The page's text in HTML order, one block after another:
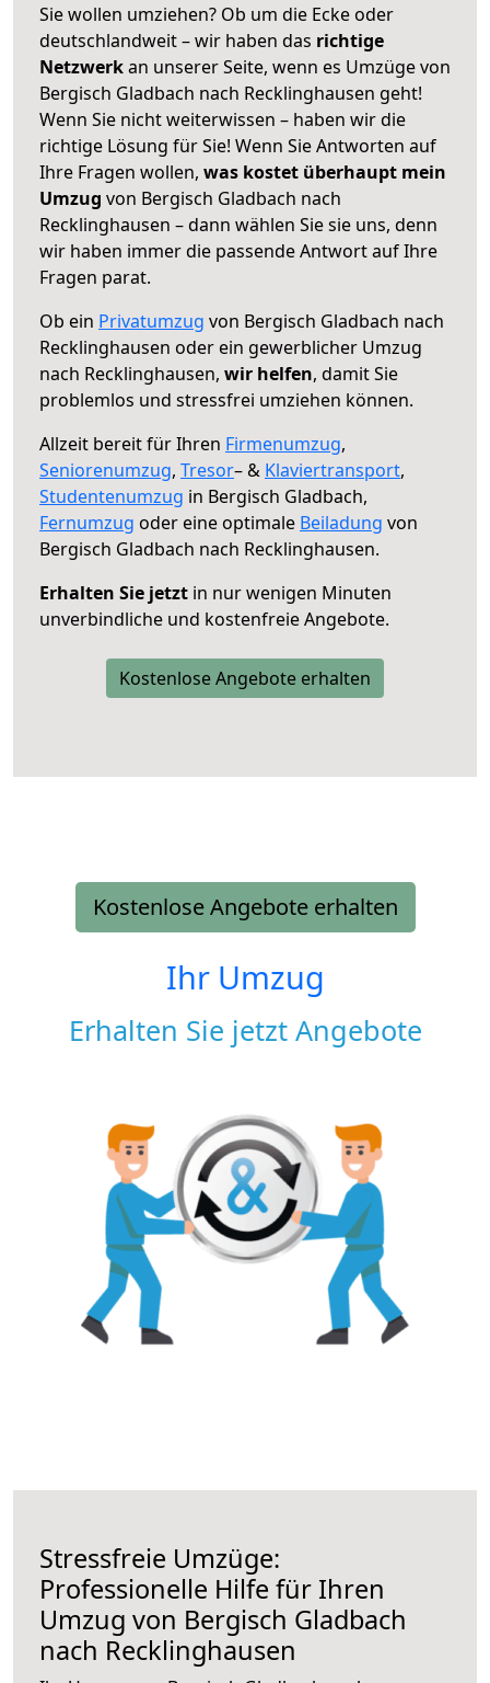
Sie wollen umziehen? Ob um die Ecke oder
deutschlandweit – wir haben das richtige
Netzwerkan unserer Seite, wenn es Umzüge von
Bergisch Gladbach nach Recklinghausen geht!
Wenn Sie nicht weiterwissen – haben wir die
richtige Lösung für Sie! Wenn Sie Antworten auf
Ihre Fragen wollen, was kostet überhaupt mein
Umzug von Bergisch Gladbach nach
Recklinghausen – dann wählen Sie sie uns, denn
wir haben immer die passende Antwort auf Ihre
Fragen parat.
Ob ein Privatumzug von Bergisch Gladbach nach
Recklinghausen oder ein gewerblicher Umzug
nach Recklinghausen, wir helfen, damit Sie
problemlos und stressfrei umziehen können.
Allzeit bereit für Ihren Firmenumzug,
Seniorenumzug, Tresor– & Klaviertransport,
Studentenumzug in Bergisch Gladbach,
Fernumzug oder eine optimale Beiladung von
Bergisch Gladbach nach Recklinghausen.
Erhalten Sie jetzt in nur wenigen Minuten
unverbindliche und kostenfreie Angebote.
Kostenlose Angebote erhalten
Kostenlose Angebote erhalten
Ihr Umzug
Erhalten Sie jetzt Angebote
Stressfreie Umzüge:
Professionelle Hilfe für Ihren
Umzug von Bergisch Gladbach
nach Recklinghausen